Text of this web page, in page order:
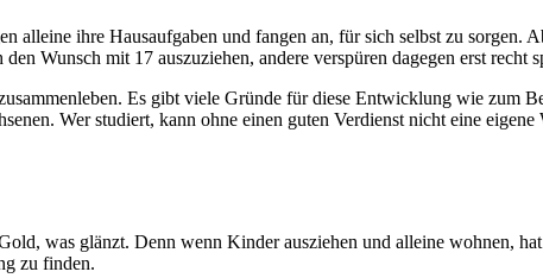
alleine ihre Hausaufgaben und fangen an, für sich selbst zu sorgen.
Wunsch mit 17 auszuziehen, andere verspüren dagegen erst recht
Es gibt viele Gründe für diese Entwicklung wie zum
Wer studiert, kann ohne einen guten Verdienst nicht eine
was glänzt. Denn wenn Kinder ausziehen und alleine wohnen,
zu finden.